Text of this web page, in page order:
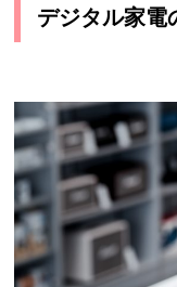
デジタル家電